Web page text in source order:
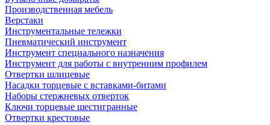
Производственная мебель
Верстаки
Инструментальные тележки
Пневматический инструмент
Инструмент специального назначения
Инструмент для работы с внутренним профилем
Отвертки шлицевые
Насадки торцевые с вставками-битами
Наборы стержневых отверток
Ключи торцевые шестигранные
Отвертки крестовые